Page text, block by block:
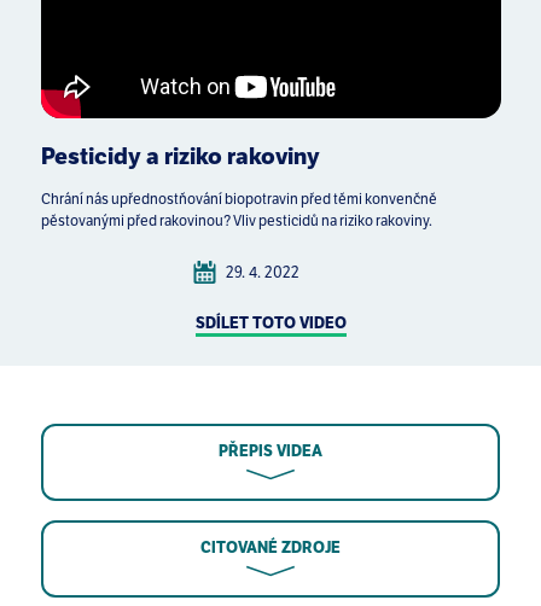
Pesticidy a riziko rakoviny
Chrání nás upřednostňování biopotravin před těmi konvenčně
pěstovanými před rakovinou? Vliv pesticidů na riziko rakoviny.
29. 4. 2022
SDÍLET TOTO VIDEO
PŘEPIS VIDEA
CITOVANÉ ZDROJE